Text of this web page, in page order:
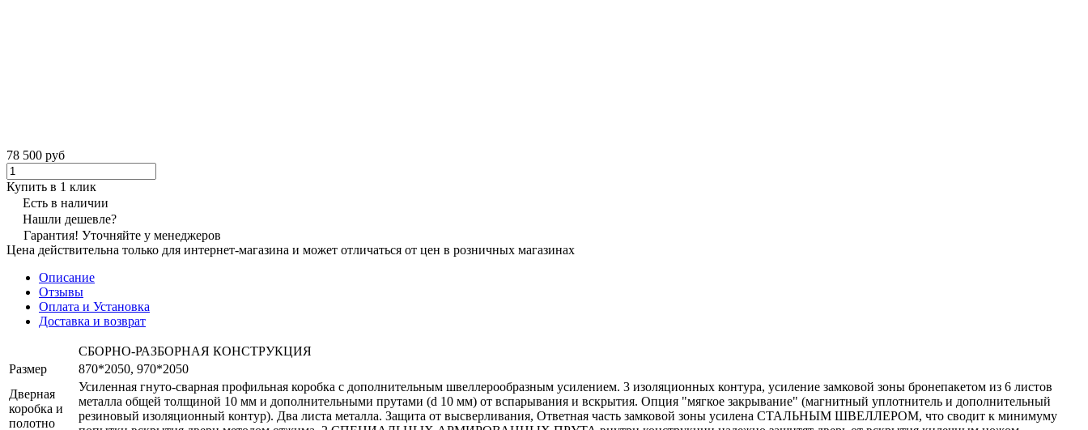
78 500 руб
Купить в 1 клик
Есть в наличии
Нашли дешевле?
Гарантия! Уточняйте у менеджеров
Цена действительна только для интернет-магазина и может отличаться от цен в розничных магазинах
Описание
Отзывы
Оплата и Установка
Доставка и возврат
СБОРНО-РАЗБОРНАЯ КОНСТРУКЦИЯ
Размер
870*2050, 970*2050
Дверная
коробка и
полотно
Усиленная гнуто-сварная профильная коробка с дополнительным швеллерообразным усилением. 3 изоляционных контура, усиление замковой зоны бронепакетом из 6 листов
металла общей толщиной 10 мм и дополнительными прутами (d 10 мм) от вспарывания и вскрытия. Опция "мягкое закрывание" (магнитный уплотнитель и дополнительный
резиновый изоляционный контур). Два листа металла. Защита от высверливания, Ответная часть замковой зоны усилена СТАЛЬНЫМ ШВЕЛЛЕРОМ, что сводит к минимуму